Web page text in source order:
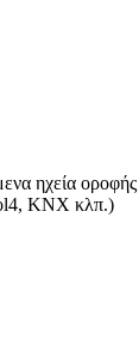
ηχεία
KNX κλπ.)